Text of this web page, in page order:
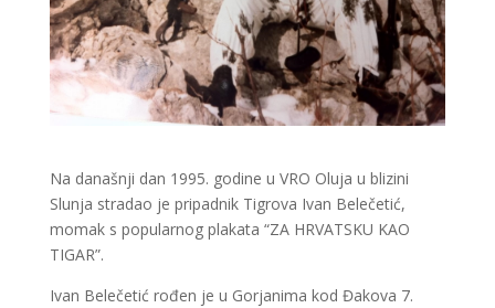
Na današnji dan 1995. godine u VRO Oluja u blizini
Slunja stradao je pripadnik Tigrova Ivan Belečetić,
momak s popularnog plakata “ZA HRVATSKU KAO
TIGAR”.
Ivan Belečetić rođen je u Gorjanima kod Đakova 7.